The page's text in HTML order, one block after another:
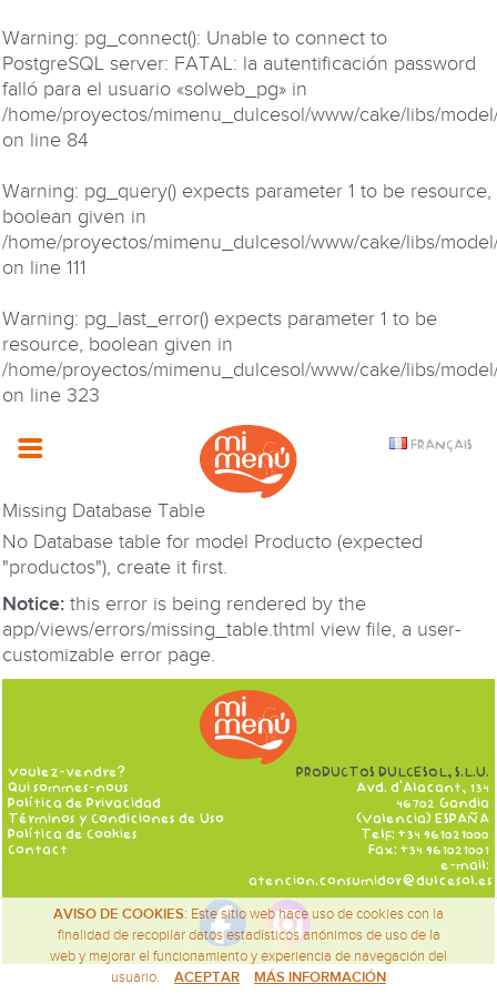
Warning: pg_connect(): Unable to connect to
PostgreSQL server: FATAL: la autentificación password
falló para el usuario «solweb_pg» in
/home/proyectos/mimenu_dulcesol/www/cake/libs/
on line 84
Warning: pg_query() expects parameter 1 to be resource,
boolean given in
/home/proyectos/mimenu_dulcesol/www/cake/libs/
on line111
Warning: pg_last_error() expects parameter 1 to be
resource, boolean given in
/home/proyectos/mimenu_dulcesol/www/cake/libs/
on line 323
FRANÇAIS
Missing Database Table
No Database table for model Producto (expected
"productos"), create it first.
Notice: this error is being rendered by the
app/views/errors/missing_table.thtml view file, a user-
customizable error page.
Voulez-vendre?
Qui sommes-nous
Política de Privacidad
Términos y Condiciones de Uso
Política de Cookies
Contact
PRODUCTOS DULCESOL, S.L.U.
Avd. d’Alacant, 134
46702 Gandia
(Valencia) ESPAÑA
Telf: +34 961021000
Fax: +34 961021001
e-mail:
atencion.consumidor@dulcesol.es
AVISO DE COOKIES: Este sitio web hace uso de cookies con la
finalidad de recopilar datos estadísticos anónimos de uso de la
web y mejorar el funcionamiento y experiencia de navegación del
usuario.
ACEPTAR MÁS INFORMACIÓN